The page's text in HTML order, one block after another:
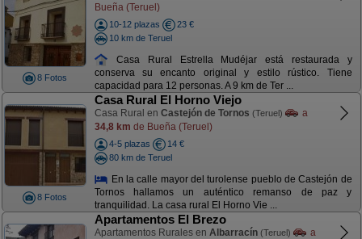
8 Fotos
Bueña (Teruel)
10-12 plazas
23 €
10 km de Teruel
Casa Rural Estrella Mudéjar está restaurada y
conserva su encanto original y estilo rústico. Tiene
capacidad para 12 personas. A 9 km de Ter ...
8 Fotos
Casa Rural El Horno Viejo
Casa Rural en Castejón de Tornos (Teruel)
a
34,8 km de Bueña (Teruel)
4-5 plazas
14 €
80 km de Teruel
En la calle mayor del turolense pueblo de Castejón de
Tornos hallamos un auténtico remanso de paz y
tranquilidad. La casa rural El Horno Vie ...
Apartamentos El Brezo
Apartamentos Rurales en Albarracín (Teruel)
a